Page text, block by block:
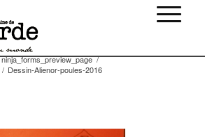
ninja_forms_preview_page /
/ Dessin-Alienor-poules-2016